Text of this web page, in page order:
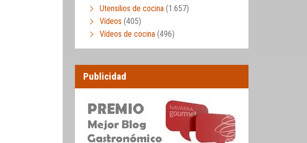
Utensilios de cocina (1.657)
Vídeos (405)
Vídeos de cocina (496)
Publicidad